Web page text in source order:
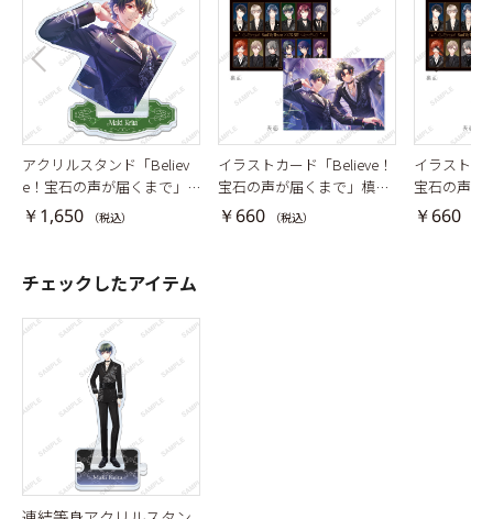
アクリルスタンド「Believ
e！宝石の声が届くまで」
槙慶太
￥1,650 （税込）
イラストカード「Believe！
宝石の声が届くまで」槙慶
太・天橋幸弥
￥660 （税込）
イラストカ
宝石の声が
亜貴・輝崎
￥660
チェックしたアイテム